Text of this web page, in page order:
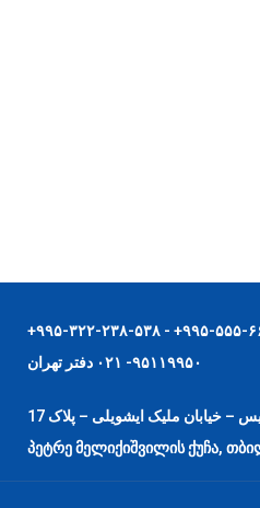
- ۹۹۵-۳۲۲-۲۳۸-۵۳۸+
۹۵۱۱۹۹۵۰- ۰۲۱ دفتر تهران
– خیابان ملیک ایشویلی – پلاک 17